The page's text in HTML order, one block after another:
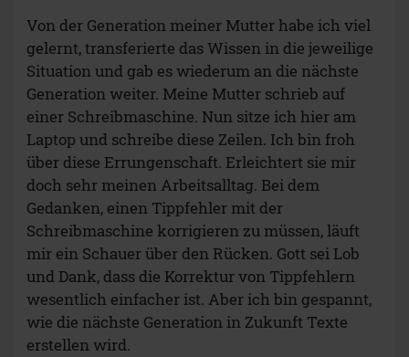
Von der Generation meiner Mutter habe ich viel
gelernt, transferierte das Wissen in die jeweilige
Situation und gab es wiederum an die nächste
Generation weiter. Meine Mutter schrieb auf
einer Schreibmaschine. Nun sitze ich hier am
Laptop und schreibe diese Zeilen. Ich bin froh
über diese Errungenschaft. Erleichtert sie mir
doch sehr meinen Arbeitsalltag. Bei dem
Gedanken, einen Tippfehler mit der
Schreibmaschine korrigieren zu müssen, läuft
mir ein Schauer über den Rücken. Gott sei Lob
und Dank, dass die Korrektur von Tippfehlern
wesentlich einfacher ist. Aber ich bin gespannt,
wie die nächste Generation in Zukunft Texte
erstellen wird.